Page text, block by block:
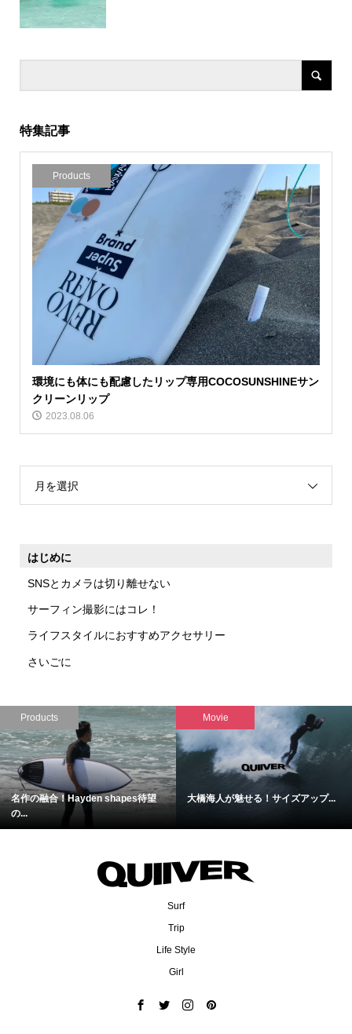
特集記事
Products
環境にも体にも配慮したリップ専用COCOSUNSHINEサン
クリーンリップ
2023.08.06
月を選択
はじめに
SNSとカメラは切り離せない
サーフィン撮影にはコレ！
ライフスタイルにおすすめアクセサリー
さいごに
Products
名作の融合！Hayden shapes待望
の...
Movie
大橋海人が魅せる！サイズアップ...
Surf
Trip
Life Style
Girl